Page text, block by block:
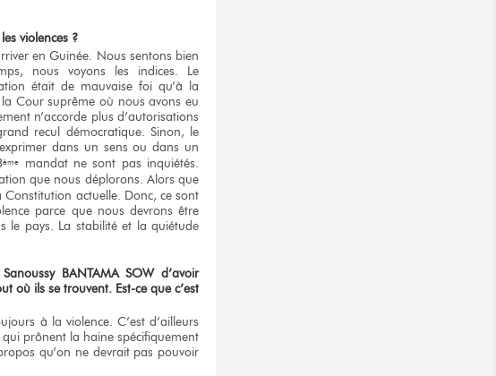
violences ?
en Guinée. Nous sentons bien
nous voyons les indices. Le
était de mauvaise foi qu’à la
Cour suprême où nous avons eu
n’accorde plus d’autorisations
recul démocratique. Sinon, le
dans un sens ou dans un
ème
mandat ne sont pas inquiétés.
que nous déplorons. Alors que
actuelle. Donc, ce sont
parce que nous devrons être
le pays. La stabilité et la quiétude
BANTAMA SOW d’avoir
où ils se trouvent. Est-ce que c’est
à la violence. C’est d’ailleurs
prônent la haine spécifiquement
qu’on ne devrait pas pouvoir